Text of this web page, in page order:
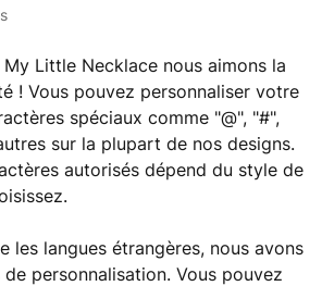
Little Necklace nous aimons la
! Vous pouvez personnaliser votre
spéciaux comme "@", "#",
sur la plupart de nos designs.
autorisés dépend du style de
les langues étrangères, nous avons
personnalisation. Vous pouvez